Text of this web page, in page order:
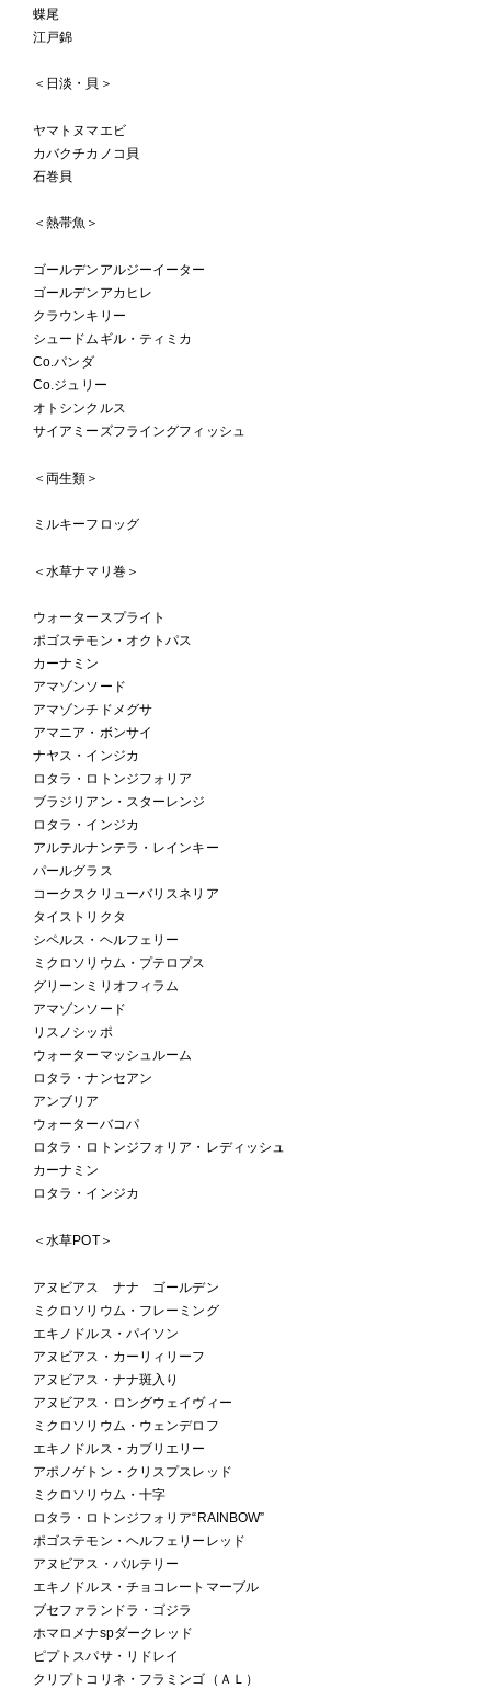
蝶尾
江戸錦
＜日淡・貝＞
ヤマトヌマエビ
カバクチカノコ貝
石巻貝
＜熱帯魚＞
ゴールデンアルジーイーター
ゴールデンアカヒレ
クラウンキリー
シュードムギル・ティミカ
Co.パンダ
Co.ジュリー
オトシンクルス
サイアミーズフライングフィッシュ
＜両生類＞
ミルキーフロッグ
＜水草ナマリ巻＞
ウォータースプライト
ポゴステモン・オクトパス
カーナミン
アマゾンソード
アマゾンチドメグサ
アマニア・ボンサイ
ナヤス・インジカ
ロタラ・ロトンジフォリア
ブラジリアン・スターレンジ
ロタラ・インジカ
アルテルナンテラ・レインキー
パールグラス
コークスクリューバリスネリア
タイストリクタ
シペルス・ヘルフェリー
ミクロソリウム・プテロプス
グリーンミリオフィラム
アマゾンソード
リスノシッポ
ウォーターマッシュルーム
ロタラ・ナンセアン
アンブリア
ウォーターバコパ
ロタラ・ロトンジフォリア・レディッシュ
カーナミン
ロタラ・インジカ
＜水草POT＞
アヌビアス ナナ ゴールデン
ミクロソリウム・フレーミング
エキノドルス・パイソン
アヌビアス・カーリィリーフ
アヌビアス・ナナ斑入り
アヌビアス・ロングウェイヴィー
ミクロソリウム・ウェンデロフ
エキノドルス・カブリエリー
アポノゲトン・クリスプスレッド
ミクロソリウム・十字
ロタラ・ロトンジフォリア“RAINBOW”
ポゴステモン・ヘルフェリーレッド
アヌビアス・バルテリー
エキノドルス・チョコレートマーブル
ブセファランドラ・ゴジラ
ホマロメナspダークレッド
ピプトスパサ・リドレイ
クリプトコリネ・フラミンゴ（ＡＬ）